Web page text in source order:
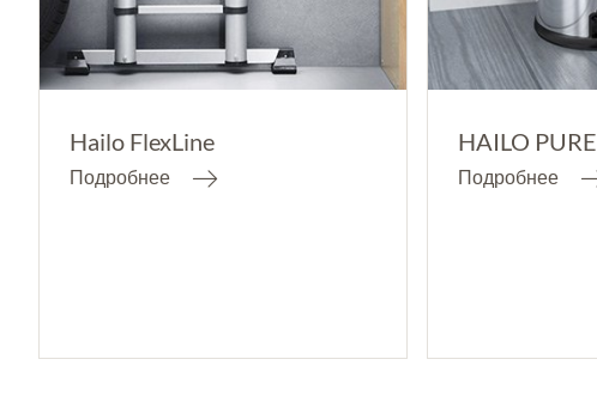
Hailo FlexLine
Подробнее
HAILO PURE
Подробнее